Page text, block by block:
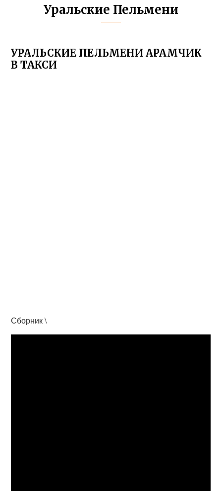
Уральские Пельмени
УРАЛЬСКИЕ ПЕЛЬМЕНИ АРАМЧИК
В ТАКСИ
Сборник \